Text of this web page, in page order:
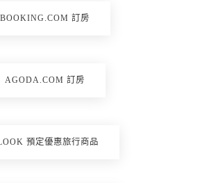
BOOKING.COM 訂房
AGODA.COM 訂房
預定優惠旅行商品